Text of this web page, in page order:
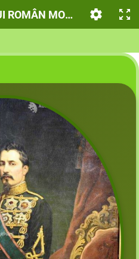
ROMÂN MODERN.